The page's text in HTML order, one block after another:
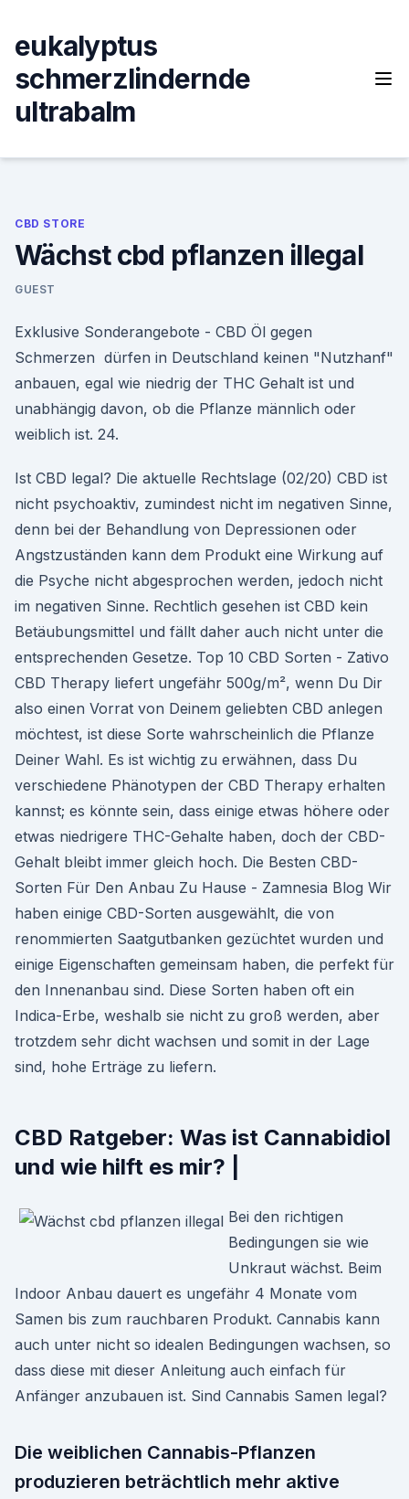
content
eukalyptus
schmerzlindernde
ultrabalm
CBD STORE
Wächst cbd pflanzen illegal
GUEST
Exklusive Sonderangebote - CBD Öl gegen
Schmerzen dürfen in Deutschland keinen "Nutzhanf"
anbauen, egal wie niedrig der THC Gehalt ist und
unabhängig davon, ob die Pflanze männlich oder
weiblich ist. 24.
Ist CBD legal? Die aktuelle Rechtslage (02/20) CBD ist
nicht psychoaktiv, zumindest nicht im negativen Sinne,
denn bei der Behandlung von Depressionen oder
Angstzuständen kann dem Produkt eine Wirkung auf
die Psyche nicht abgesprochen werden, jedoch nicht
im negativen Sinne. Rechtlich gesehen ist CBD kein
Betäubungsmittel und fällt daher auch nicht unter die
entsprechenden Gesetze. Top 10 CBD Sorten - Zativo
CBD Therapy liefert ungefähr 500g/m², wenn Du Dir
also einen Vorrat von Deinem geliebten CBD anlegen
möchtest, ist diese Sorte wahrscheinlich die Pflanze
Deiner Wahl. Es ist wichtig zu erwähnen, dass Du
verschiedene Phänotypen der CBD Therapy erhalten
kannst; es könnte sein, dass einige etwas höhere oder
etwas niedrigere THC-Gehalte haben, doch der CBD-
Gehalt bleibt immer gleich hoch. Die Besten CBD-
Sorten Für Den Anbau Zu Hause - Zamnesia Blog Wir
haben einige CBD-Sorten ausgewählt, die von
renommierten Saatgutbanken gezüchtet wurden und
einige Eigenschaften gemeinsam haben, die perfekt für
den Innenanbau sind. Diese Sorten haben oft ein
Indica-Erbe, weshalb sie nicht zu groß werden, aber
trotzdem sehr dicht wachsen und somit in der Lage
sind, hohe Erträge zu liefern.
CBD Ratgeber: Was ist Cannabidiol
und wie hilft es mir? |
Bei den richtigen
Bedingungen sie wie
Unkraut wächst. Beim
Indoor Anbau dauert es ungefähr 4 Monate vom
Samen bis zum rauchbaren Produkt. Cannabis kann
auch unter nicht so idealen Bedingungen wachsen, so
dass diese mit dieser Anleitung auch einfach für
Anfänger anzubauen ist. Sind Cannabis Samen legal?
Die weiblichen Cannabis-Pflanzen
produzieren beträchtlich mehr aktive